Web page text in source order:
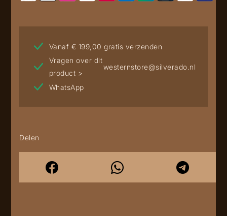
Vanaf € 199,00 gratis verzenden
Vragen over dit
product >
westernstore@silverado.nl
WhatsApp
Delen